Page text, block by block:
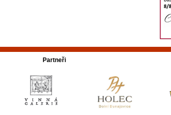
Partneři